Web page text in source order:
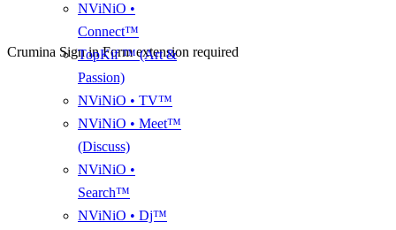
Crumina Sign in Form extension required
NViNiO •
Connect™
TopKif ™ (Art &
Passion)
NViNiO • TV™
NViNiO • Meet™
(Discuss)
NViNiO •
Search™
NViNiO • Dj™